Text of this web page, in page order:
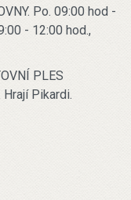
Po. 09:00 hod -
- 12:00 hod.,
PLES
Pikardi.